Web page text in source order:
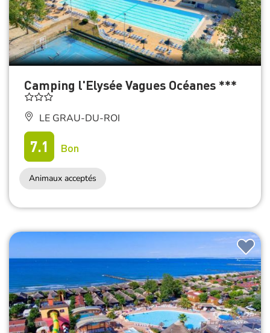
Camping l'Elysée Vagues Océanes ***
LE GRAU-DU-ROI
7.1 Bon
Animaux acceptés